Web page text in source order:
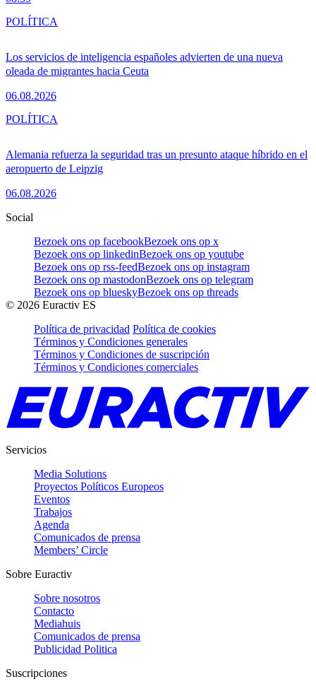
Los servicios de inteligencia españoles advierten de una nueva
oleada de migrantes hacia Ceuta
06.08.2026
POLÍTICA
Alemania refuerza la seguridad tras un presunto ataque híbrido en el
aeropuerto de Leipzig
06.08.2026
POLÍTICA
Social
Bezoek ons op facebookBezoek ons op x
Bezoek ons op linkedinBezoek ons op youtube
Bezoek ons op rss-feedBezoek ons op instagram
Bezoek ons op mastodonBezoek ons op telegram
Bezoek ons op blueskyBezoek ons op threads
© 2026 Euractiv ES
Política de privacidad Política de cookies
Términos y Condiciones generales
Términos y Condiciones de suscripción
Términos y Condiciones comerciales
Servicios
Media Solutions
Proyectos Políticos Europeos
Eventos
Trabajos
Agenda
Comunicados de prensa
Members’ Circle
Sobre Euractiv
Sobre nosotros
Contacto
Mediahuis
Comunicados de prensa
Publicidad Politica
Suscripciones